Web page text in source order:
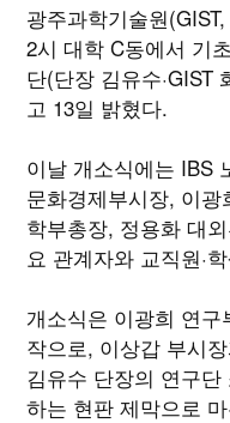
광주과학기술원
2시 대학 C동에서 기
단(단장 김유수·GIST
고 13일 밝혔다.
이날 개소식에는 IBS
문화경제부시장, 이
학부총장, 정용화 대
요 관계자와 교직원·
개소식은 이광희 연
작으로, 이상갑 부시
김유수 단장의 연구
하는 현판 제막으로